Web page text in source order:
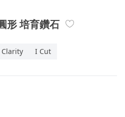
形 培育鑽石
Clarity I Cut